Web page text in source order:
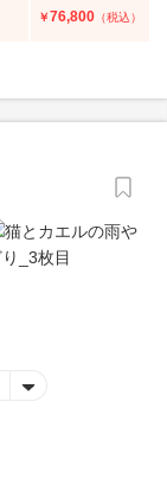
￥76,800 （税込）